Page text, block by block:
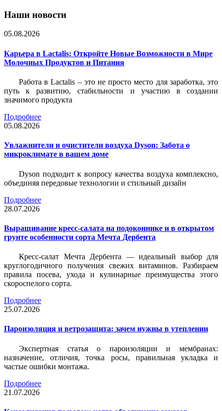
Наши новости
05.08.2026
Карьера в Lactalis: Откройте Новые Возможности в Мире
Молочных Продуктов и Питания
Работа в Lactalis – это не просто место для заработка, это
путь к развитию, стабильности и участию в создании
значимого продукта
Подробнее
05.08.2026
Увлажнители и очистители воздуха Dyson: Забота о
микроклимате в вашем доме
Dyson подходит к вопросу качества воздуха комплексно,
объединяя передовые технологии и стильный дизайн
Подробнее
28.07.2026
Выращивание кресс-салата на подоконнике и в открытом
грунте особенности сорта Мечта Дербента
Кресс-салат Мечта Дербента — идеальный выбор для
круглогодичного получения свежих витаминов. Разбираем
правила посева, ухода и кулинарные преимущества этого
скороспелого сорта.
Подробнее
25.07.2026
Пароизоляция и ветрозащита: зачем нужны в утеплении
Экспертная статья о пароизоляции и мембранах:
назначение, отличия, точка росы, правильная укладка и
частые ошибки монтажа.
Подробнее
21.07.2026